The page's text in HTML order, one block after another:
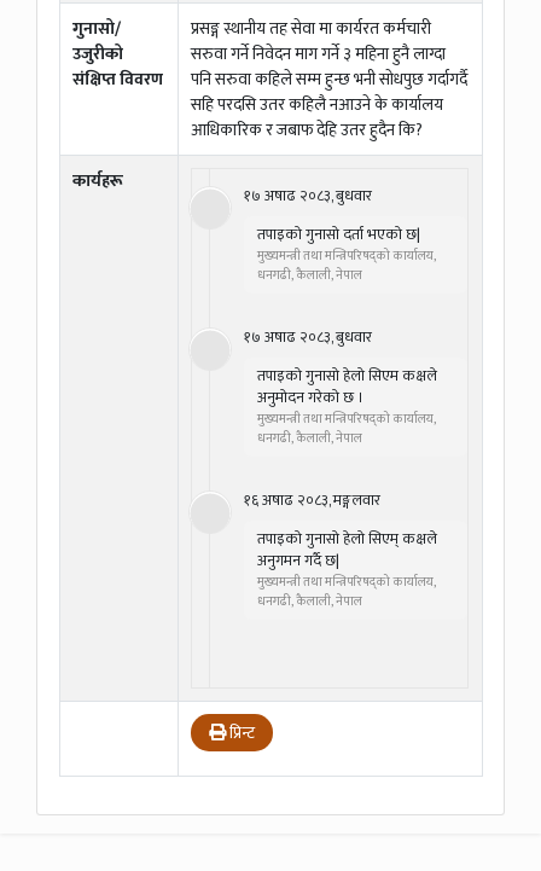
गुनासो/
उजुरीको
संक्षिप्त विवरण
प्रसङ्ग स्थानीय तह सेवा मा कार्यरत कर्मचारी
सरुवा गर्ने निवेदन माग गर्ने ३ महिना हुनै लाग्दा
पनि सरुवा कहिले सम्म हुन्छ भनी साेधपुछ गर्दागर्दै
सहि परदसि उतर कहिलै नआउने के कार्यालय
आधिकारिक र जबाफ देहि उतर हुदैन कि?
कार्यहरू
१७ अषाढ २०८३, बुधवार
तपाइको गुनासो दर्ता भएको छ|
मुख्यमन्त्री तथा मन्त्रिपरिषद्को कार्यालय,
धनगढी, कैलाली, नेपाल
१७ अषाढ २०८३, बुधवार
तपाइको गुनासो हेलो सिएम कक्षले
अनुमोदन गरेको छ ।
मुख्यमन्त्री तथा मन्त्रिपरिषद्को कार्यालय,
धनगढी, कैलाली, नेपाल
१६ अषाढ २०८३, मङ्गलवार
तपाइको गुनासो हेलो सिएम् कक्षले
अनुगमन गर्दै छ|
मुख्यमन्त्री तथा मन्त्रिपरिषद्को कार्यालय,
धनगढी, कैलाली, नेपाल
प्रिन्ट